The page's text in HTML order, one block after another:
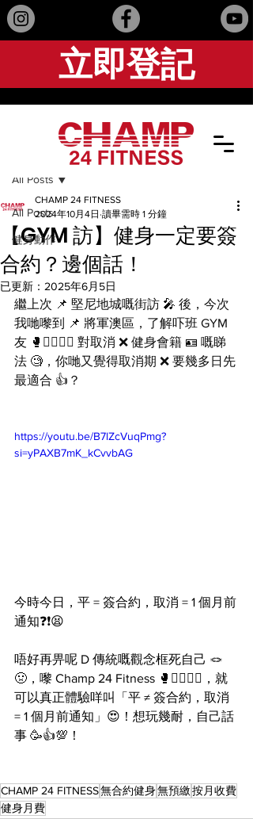
立即登記
All Posts
健身動作
All Posts
【GYM 訪】健身一定要簽
合約？邊個話！
CHAMP 24 FITNESS
2024年10月4日 讀畢需時 1 分鐘
已更新： 2025年6月5日
繼上次 📌 堅尼地城嘅街訪 🎤 後，今次
我哋嚟到 📌 將軍澳區，了解吓班 GYM
友 🥊🏋️‍♂️🧘‍♀️ 對取消 ❌ 健身會籍 🪪 嘅睇
法 🧐，你哋又覺得取消期 ❌ 要幾多日先
最適合 👍？
https://youtu.be/B7lZcVuqPmg?
si=yPAXB7mK_kCvvbAG
今時今日，平 = 簽合約，取消 = 1 個月前
通知❓❗️😫
唔好再畀呢 D 傳統嘅觀念框死自己 🪢
🤢，嚟 Champ 24 Fitness 🥊🏋️‍♂️🧘‍♀️，就
可以真正體驗咩叫「平 ≠ 簽合約，取消
= 1 個月前通知」😍！想玩幾耐，自己話
事 🥳👍💯！
CHAMP 24 FITNESS無合約健身無預繳按月收費
健身月費